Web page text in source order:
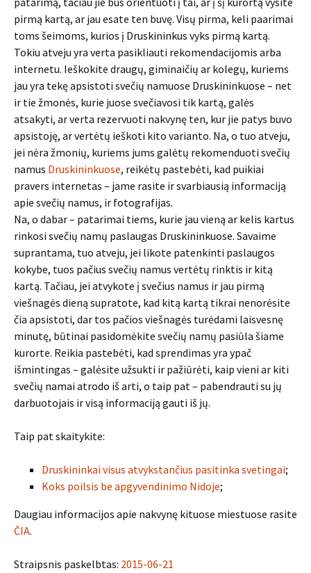
pirmą kartą, ar jau esate ten buvę. Visų pirma, keli paarimai
toms šeimoms, kurios į Druskininkus vyks pirmą kartą.
Tokiu atveju yra verta pasikliauti rekomendacijomis arba
internetu. Ieškokite draugų, giminaičių ar kolegų, kuriems
jau yra tekę apsistoti svečių namuose Druskininkuose – net
ir tie žmonės, kurie juose svečiavosi tik kartą, galės
atsakyti, ar verta rezervuoti nakvynę ten, kur jie patys buvo
apsistoję, ar vertėtų ieškoti kito varianto. Na, o tuo atveju,
jei nėra žmonių, kuriems jums galėtų rekomenduoti svečių
namus Druskininkuose, reikėtų pastebėti, kad puikiai
pravers internetas – jame rasite ir svarbiausią informaciją
apie svečių namus, ir fotografijas.
Na, o dabar – patarimai tiems, kurie jau vieną ar kelis kartus
rinkosi svečių namų paslaugas Druskininkuose. Savaime
suprantama, tuo atveju, jei likote patenkinti paslaugos
kokybe, tuos pačius svečių namus vertėtų rinktis ir kitą
kartą. Tačiau, jei atvykote į svečius namus ir jau pirmą
viešnagės dieną supratote, kad kitą kartą tikrai nenorėsite
čia apsistoti, dar tos pačios viešnagės turėdami laisvesnę
minutę, būtinai pasidomėkite svečių namų pasiūla šiame
kurorte. Reikia pastebėti, kad sprendimas yra ypač
išmintingas – galėsite užsukti ir pažiūrėti, kaip vieni ar kiti
svečių namai atrodo iš arti, o taip pat – pabendrauti su jų
darbuotojais ir visą informaciją gauti iš jų.
Taip pat skaitykite:
Druskininkai visus atvykstančius pasitinka svetingai;
Koks poilsis be apgyvendinimo Nidoje;
Daugiau informacijos apie nakvynę kituose miestuose rasite
ČIA.
Straipsnis paskelbtas: 2015-06-21